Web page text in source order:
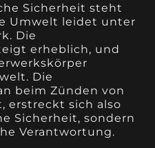
Sicherheit steht
Umwelt leidet unter
Die
erheblich, und
Die
beim Zünden von
erstreckt sich also
Sicherheit, sondern
Verantwortung.